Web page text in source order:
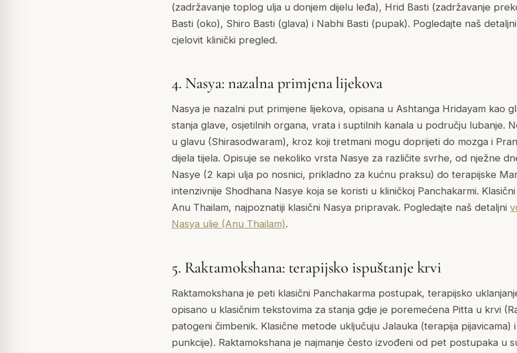
(zadržavanje toplog ulja u donjem dijelu leđa), Hrid Basti (zadržavanje
Basti (oko), Shiro Basti (glava) i Nabhi Basti (pupak). Pogledajte naš detaljni
cjelovit klinički pregled.
4. Nasya: nazalna primjena lijekova
Nasya je nazalni put primjene lijekova, opisana u Ashtanga Hridayam kao
stanja glave, osjetilnih organa, vrata i suptilnih kanala u području lubanje.
u glavu (Shirasodwaram), kroz koji tretmani mogu doprijeti do mozga i
dijela tijela. Opisuje se nekoliko vrsta Nasye za različite svrhe, od nježne
Nasye (2 kapi ulja po nosnici, prikladno za kućnu praksu) do terapijske
intenzivnije Shodhana Nasye koja se koristi u kliničkoj Panchakarmi.
Anu Thailam, najpoznatiji klasični Nasya pripravak. Pogledajte naš detaljni
Nasya ulje (Anu Thailam).
5. Raktamokshana: terapijsko ispuštanje krvi
Raktamokshana je peti klasični Panchakarma postupak, terapijsko
opisano u klasičnim tekstovima za stanja gdje je poremećena Pitta u krvi
patogeni čimbenik. Klasične metode uključuju Jalauka (terapija pijavicama)
punkcije). Raktamokshana je najmanje često izvođeni od pet postupaka u